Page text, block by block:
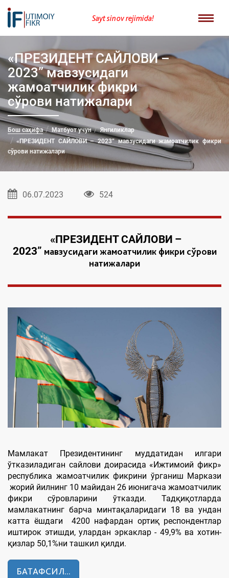
Sayt sinov rejimida!
«ПРЕЗИДЕНТ САЙЛОВИ –
2023” мавзусидаги
жамоатчилик фикри
сўрови натижалари
Бош саҳифа Матбуот учун
Янгиликлар
«ПРЕЗИДЕНТ САЙЛОВИ – 2023” мавзусидаги жамоатчилик фикри
сўрови натижалари
06.07.2023 524
«ПРЕЗИДЕНТСАЙЛОВИ –
2023” мавзусидаги жамоатчилик фикри сўрови
натижалари
Мамлакат Президентининг муддатидан илгари
ўтказиладиган сайлови доирасида «Ижтимоий фикр»
республика жамоатчилик фикрини ўрганиш Маркази
жорий йилнинг 10 майидан 26 июнигача жамоатчилик
фикри сўровларини ўтказди. Тадқиқотларда
мамлакатнинг барча минтақаларидаги 18 ва ундан
катта ёшдаги 4200 нафардан ортиқ респондентлар
иштирок этишди, улардан эркаклар - 49,9% ва хотин-
қизлар 50,1%ни ташкил қилди.
БАТАФСИЛ...